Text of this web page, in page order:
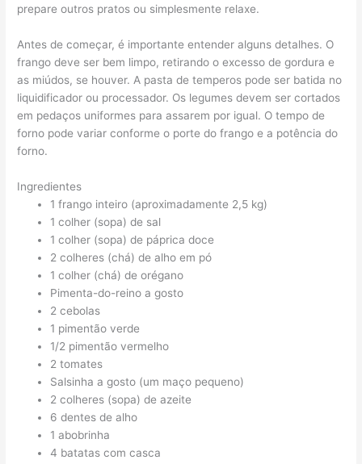
prepare outros pratos ou simplesmente relaxe.
Antes de começar, é importante entender alguns detalhes. O
frango deve ser bem limpo, retirando o excesso de gordura e
as miúdos, se houver. A pasta de temperos pode ser batida no
liquidificador ou processador. Os legumes devem ser cortados
em pedaços uniformes para assarem por igual. O tempo de
forno pode variar conforme o porte do frango e a potência do
forno.
Ingredientes
1 frango inteiro (aproximadamente 2,5 kg)
1 colher (sopa) de sal
1 colher (sopa) de páprica doce
2 colheres (chá) de alho em pó
1 colher (chá) de orégano
Pimenta-do-reino a gosto
2 cebolas
1 pimentão verde
1/2 pimentão vermelho
2 tomates
Salsinha a gosto (um maço pequeno)
2 colheres (sopa) de azeite
6 dentes de alho
1 abobrinha
4 batatas com casca